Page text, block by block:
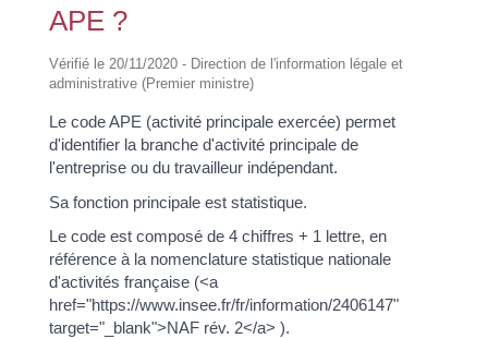
APE ?
Vérifié le 20/11/2020 - Direction de l'information légale et
administrative (Premier ministre)
Le code APE (activité principale exercée) permet
d'identifier la branche d'activité principale de
l'entreprise ou du travailleur indépendant.
Sa fonction principale est statistique.
Le code est composé de 4 chiffres + 1 lettre, en
référence à la nomenclature statistique nationale
d'activités française (<a
href="https://www.insee.fr/fr/information/2406147"
target="_blank">NAF rév. 2</a> ).